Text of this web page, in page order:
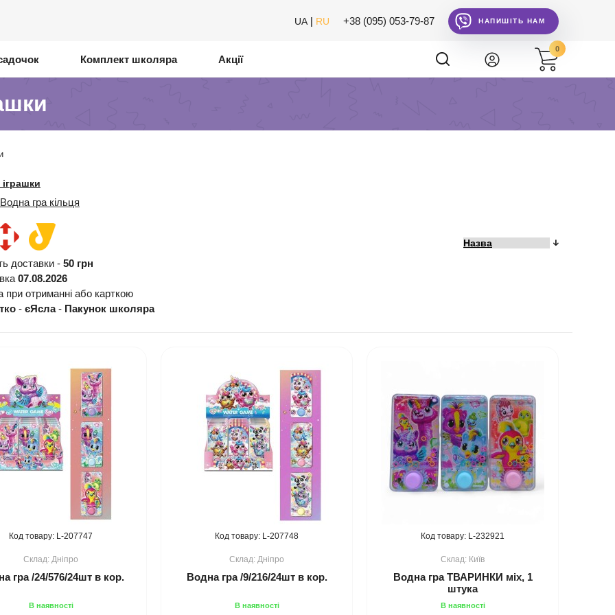
UA | RU +38 (095) 053-79-87 НАПИШІТЬ НАМ
Комплект школяра Акції
0
іграшки
Водна гра кільця
доставки - 50 грн
07.08.2026
при отриманні або карткою
- єЯсла- Пакунок школяра
207747
Дніпро
гра /24/576/24шт в кор.
207748
Дніпро
Водна гра /9/216/24шт в кор.
232921
Київ
Водна гра ТВАРИНКИ міх, 1
штука